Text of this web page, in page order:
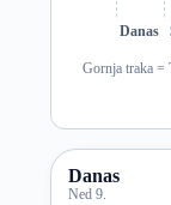
Danas
Gornja traka =
Danas
Ned 9.